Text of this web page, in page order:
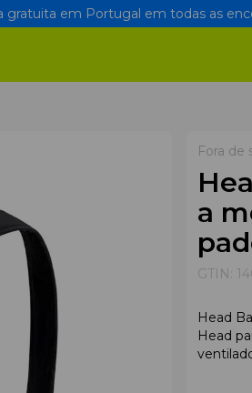
gratuita em Portugal em todas as
Fora de
a
GTIN:
Head
Head